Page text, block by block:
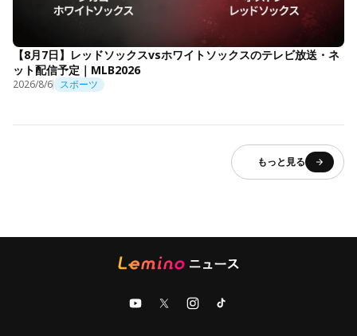
【8月7日】レッドソックスvsホワイトソックスのテレビ放送・ネ
ット配信予定｜MLB2026
2026/8/6 スポーツ
もっと見る